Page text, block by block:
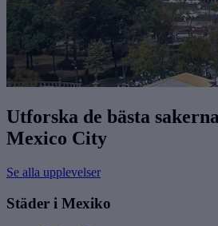
Utforska de bästa
Mexico City
Se alla upplevelser
Städer i Mexiko